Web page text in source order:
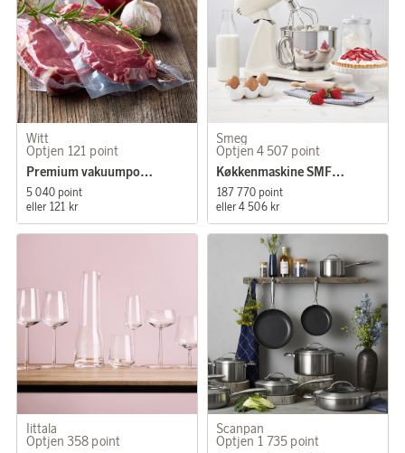
Witt
Optjen 121 point
Premium vakuumposer
5 040 point
eller 121 kr
Smeg
Optjen 4 507 point
Køkkenmaskine SMF03 Creme
187 770 point
eller 4 506 kr
Iittala
Optjen 358 point
Scanpan
Optjen 1 735 point